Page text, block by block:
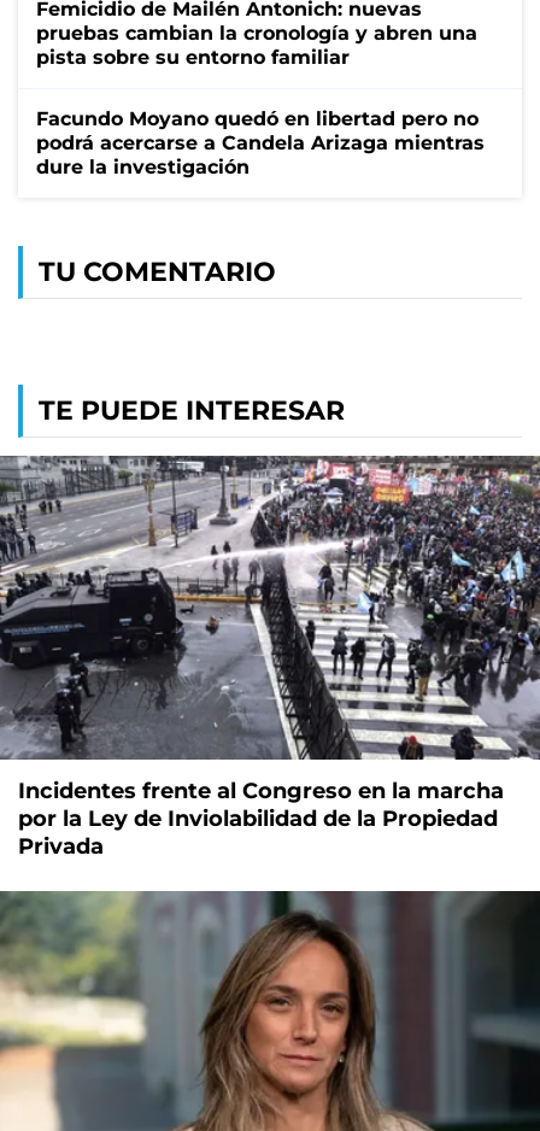
Femicidio de Mailén Antonich: nuevas
pruebas cambian la cronología y abren una
pista sobre su entorno familiar
Facundo Moyano quedó en libertad pero no
podrá acercarse a Candela Arizaga mientras
dure la investigación
TU COMENTARIO
TE PUEDE INTERESAR
Incidentes frente al Congreso en la marcha
por la Ley de Inviolabilidad de la Propiedad
Privada